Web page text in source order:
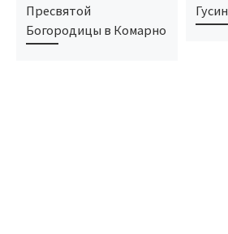
Пресвятой
Богородицы в Комарно